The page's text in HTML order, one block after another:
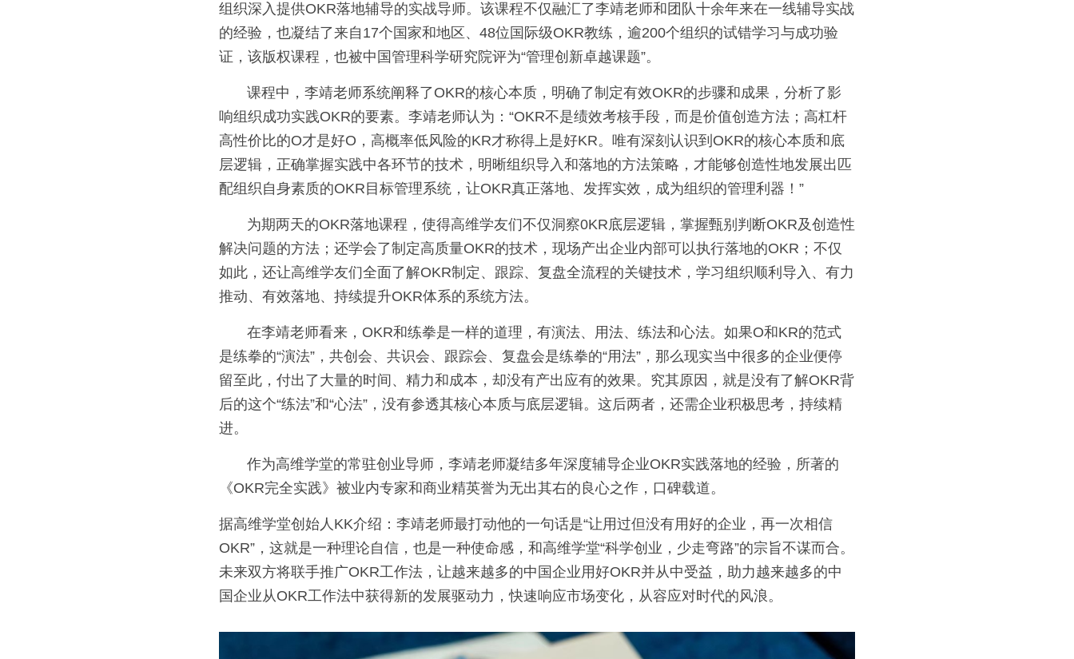
组织深入提供OKR落地辅导的实战导师。该课程不仅融汇了李靖老师和团队十余年来在一线辅导实战
的经验，也凝结了来自17个国家和地区、48位国际级OKR教练，逾200个组织的试错学习与成功验
证，该版权课程，也被中国管理科学研究院评为“管理创新卓越课题”。
响组织成功实践OKR的要素。李靖老师认为：“OKR不是绩效考核手段，而是价值创造方法；高杠杆
高性价比的O才是好O，高概率低风险的KR才称得上是好KR。唯有深刻认识到OKR的核心本质和底
层逻辑，正确掌握实践中各环节的技术，明晰组织导入和落地的方法策略，才能够创造性地发展出匹
配组织自身素质的OKR目标管理系统，让OKR真正落地、发挥实效，成为组织的管理利器！”
解决问题的方法；还学会了制定高质量OKR的技术，现场产出企业内部可以执行落地的OKR；不仅
如此，还让高维学友们全面了解OKR制定、跟踪、复盘全流程的关键技术，学习组织顺利导入、有力
推动、有效落地、持续提升OKR体系的系统方法。
是练拳的“演法”，共创会、共识会、跟踪会、复盘会是练拳的“用法”，那么现实当中很多的企业便停
留至此，付出了大量的时间、精力和成本，却没有产出应有的效果。究其原因，就是没有了解OKR背
后的这个“练法”和“心法”，没有参透其核心本质与底层逻辑。这后两者，还需企业积极思考，持续精
进。
《OKR完全实践》被业内专家和商业精英誉为无出其右的良心之作，口碑载道。
据高维学堂创始人KK介绍：李靖老师最打动他的一句话是“让用过但没有用好的企业，再一次相信
OKR”，这就是一种理论自信，也是一种使命感，和高维学堂“科学创业，少走弯路”的宗旨不谋而合。
未来双方将联手推广OKR工作法，让越来越多的中国企业用好OKR并从中受益，助力越来越多的中
国企业从OKR工作法中获得新的发展驱动力，快速响应市场变化，从容应对时代的风浪。